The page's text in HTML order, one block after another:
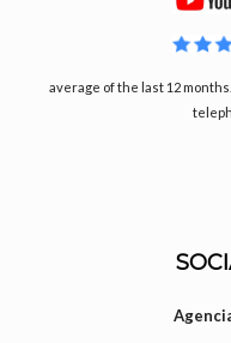
average of the last 12